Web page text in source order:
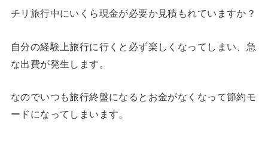
チリ旅行中にいくら現金が必要か見積もれていますか？
自分の経験上旅行に行くと必ず楽しくなってしまい、急
な出費が発生します。
なのでいつも旅行終盤になるとお金がなくなって節約モ
ードになってしまいます。